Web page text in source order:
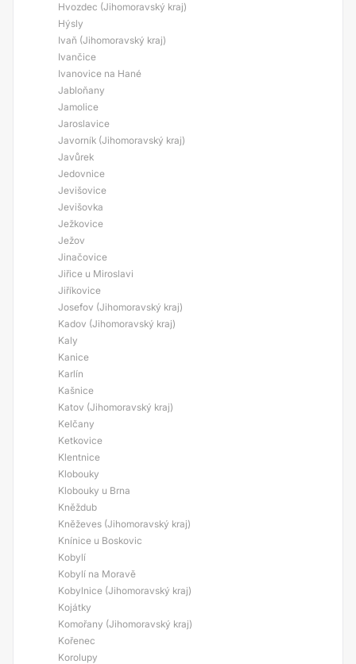
Hvozdec (Jihomoravský kraj)
Hýsly
Ivaň (Jihomoravský kraj)
Ivančice
Ivanovice na Hané
Jabloňany
Jamolice
Jaroslavice
Javorník (Jihomoravský kraj)
Javůrek
Jedovnice
Jevišovice
Jevišovka
Ježkovice
Ježov
Jinačovice
Jiřice u Miroslavi
Jiříkovice
Josefov (Jihomoravský kraj)
Kadov (Jihomoravský kraj)
Kaly
Kanice
Karlín
Kašnice
Katov (Jihomoravský kraj)
Kelčany
Ketkovice
Klentnice
Klobouky
Klobouky u Brna
Kněždub
Kněževes (Jihomoravský kraj)
Knínice u Boskovic
Kobylí
Kobylí na Moravě
Kobylnice (Jihomoravský kraj)
Kojátky
Komořany (Jihomoravský kraj)
Kořenec
Korolupy